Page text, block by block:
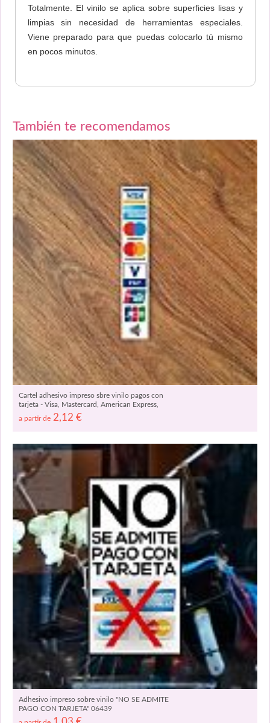
Totalmente. El vinilo se aplica sobre superficies lisas y
limpias sin necesidad de herramientas especiales.
Viene preparado para que puedas colocarlo tú mismo
en pocos minutos.
También te recomendamos
Cartel adhesivo impreso sbre vinilo pagos con
tarjeta - Visa, Mastercard, American Express,
Maestro, Union Pay + Visa Pay y Contactless
08666
a partir de 2,12 €
Adhesivo impreso sobre vinilo "NO SE ADMITE
PAGO CON TARJETA" 06439